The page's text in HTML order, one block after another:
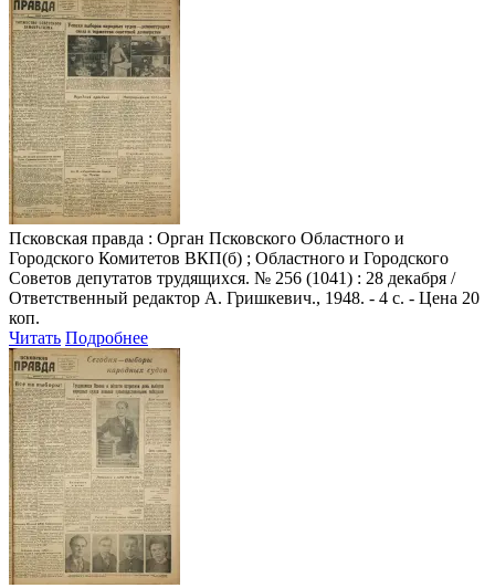
Псковская правда : Орган Псковского Областного и
Городского Комитетов ВКП(б) ; Областного и Городского
Советов депутатов трудящихся. № 256 (1041) : 28 декабря /
Ответственный редактор А. Гришкевич., 1948. - 4 с. - Цена 20
коп.
Читать Подробнее